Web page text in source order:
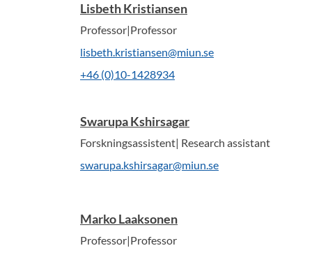
Lisbeth Kristiansen
Professor|Professor
lisbeth.kristiansen@miun.se
+46 (0)10-1428934
Swarupa Kshirsagar
Forskningsassistent| Research assistant
swarupa.kshirsagar@miun.se
Marko Laaksonen
Professor|Professor